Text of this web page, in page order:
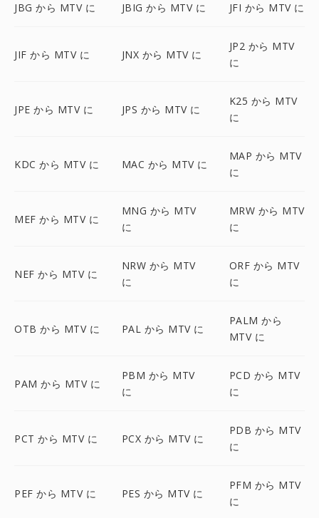
JBG から MTV に JBIG から MTV に JFI から MTV に
JIF から MTV に JNX から MTV に
JP2 から MTV
に
JPE から MTV に JPS から MTV に
K25 から MTV
に
KDC から MTV に MAC から MTV に
MAP から MTV
に
MEF から MTV に
MNG から MTV
に
MRW から MTV
に
NEF から MTV に
NRW から MTV
に
ORF から MTV
に
OTB から MTV に PAL から MTV に
PALM から
MTV に
PAM から MTV に
PBM から MTV
に
PCD から MTV
に
PCT から MTV に PCX から MTV に
PDB から MTV
に
PEF から MTV に PES から MTV に
PFM から MTV
に